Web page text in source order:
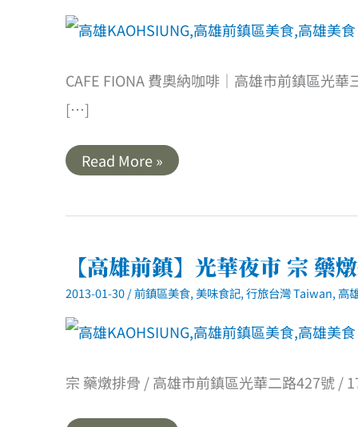
CAFE FIONA 費奧納咖啡｜高雄市前鎮區光
[…]
【高
雄
CAFE
奧
納
咖
啡
Read More »
【高雄前鎮】光華夜市 宗 藥
2013-01-30/前鎮區美食,美味食記,行旅台灣 Taiwan, 高
宗 藥燉排骨 / 高雄市前鎮區光華二路427號 /